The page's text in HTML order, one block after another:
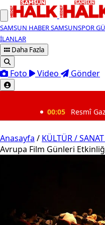
SAMSUN HABERSAMSUNSPOR
İLANLAR
Daha Fazla
Foto Video Gönder
Gazete'de bugün (7
Anasayfa / KÜLTÜR /
Avrupa Film Günleri